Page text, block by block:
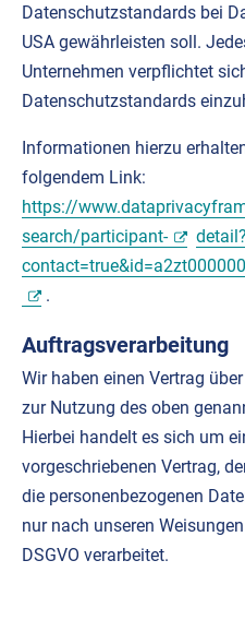
Datenschutzstandards bei
USA gewährleisten soll.
Unternehmen verpflichtet
Datenschutzstandards
Informationen hierzu
folgendem Link:
https://
search/participant-
detail?
.
Auftragsverarbeitung
Wir haben einen Vertrag
zur Nutzung des oben
Hierbei handelt es sich um
vorgeschriebenen Vertrag,
die personenbezogenen
nur nach unseren
DSGVO verarbeitet.